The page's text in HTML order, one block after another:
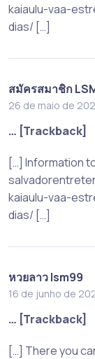
kaiaulu-vaa-
dias/ […]
สมัครสมาชิก
26 de maio de
… [Trackback]
[…] Information
kaiaulu-vaa-
dias/ […]
หวยลาว lsm99
16 de junho de
… [Trackback]
[…] There you